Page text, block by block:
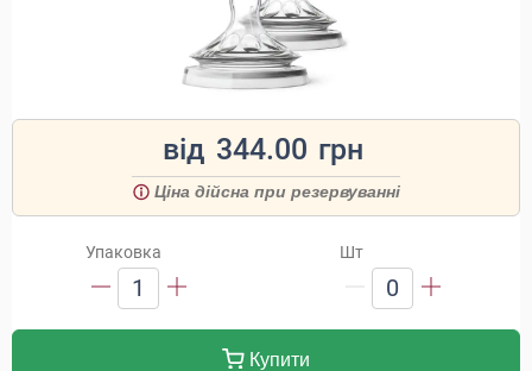
від 344.00 грн
Ціна дійсна при резервуванні
Упаковка
1
Шт
0
Купити